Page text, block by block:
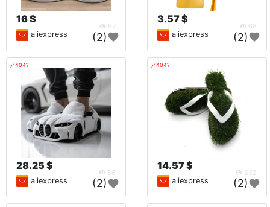
16 $
67
aliexpress (2)
3.57 $
68
aliexpress (2)
🔗404?
28.25 $
66
aliexpress (2)
🔗404?
14.57 $
232
aliexpress (2)